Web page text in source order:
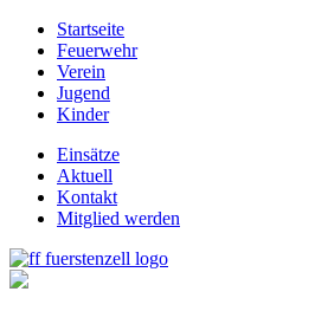
Startseite
Feuerwehr
Verein
Jugend
Kinder
Einsätze
Aktuell
Kontakt
Mitglied werden